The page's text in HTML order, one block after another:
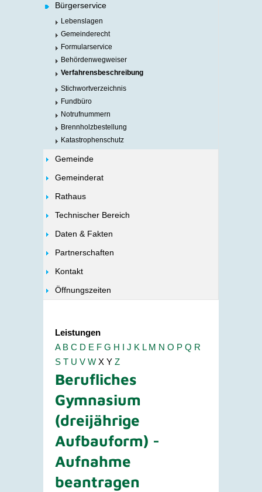
Bürgerservice
Lebenslagen
Gemeinderecht
Formularservice
Behördenwegweiser
Verfahrensbeschreibung
Stichwortverzeichnis
Fundbüro
Notrufnummern
Brennholzbestellung
Katastrophenschutz
Gemeinde
Gemeinderat
Rathaus
Technischer Bereich
Daten & Fakten
Partnerschaften
Kontakt
Öffnungszeiten
Leistungen
A B C D E F G H I J K L M N O P Q R
S T U V W X Y Z
Berufliches
Gymnasium
(dreijährige
Aufbauform) -
Aufnahme
beantragen